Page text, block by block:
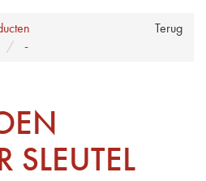
Terug
-
SLEUTEL